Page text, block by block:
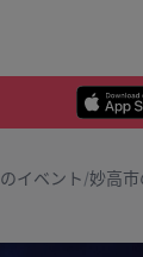
イベント/妙高市